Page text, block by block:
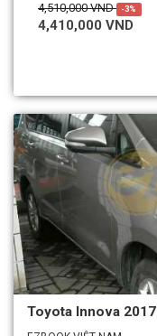
4,510,000 VND -3%
4,410,000 VND
Toyota Innova 2017